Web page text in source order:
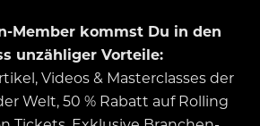
Member kommst Du in den
unzähliger Vorteile:
Videos & Masterclasses der
Welt, 50 % Rabatt auf Rolling